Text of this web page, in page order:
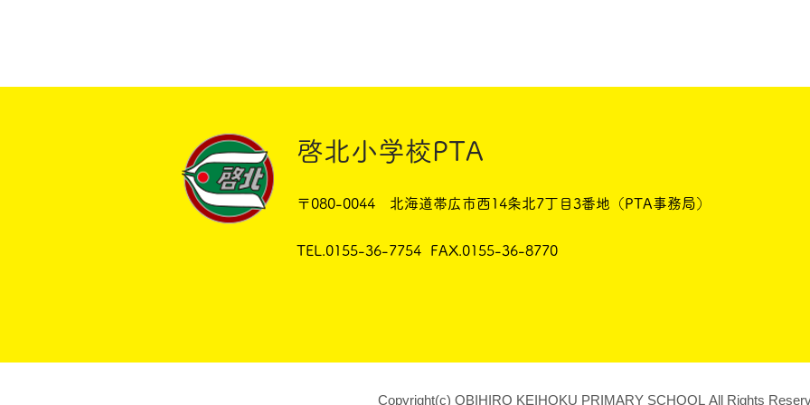
啓北小学校PTA
〒080-0044 北海道帯広市西14条北7丁目3番地（PTA事務局）
TEL.0155-36-7754 FAX.0155-36-8770
Copyright(c) OBIHIRO KEIHOKU PRIMARY SCHOOL All Rights